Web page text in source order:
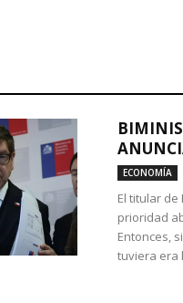
ECONOMÍA
El titular de
prioridad
Entonces,
tuviera era